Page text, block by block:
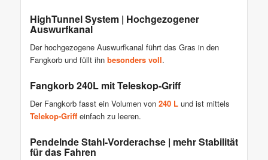
HighTunnel System | Hochgezogener
Auswurfkanal
Der hochgezogene Auswurfkanal führt das Gras in den
Fangkorb und füllt ihn besonders voll.
Fangkorb 240L mit Teleskop-Griff
Der Fangkorb fasst ein Volumen von240 Lund ist mittels
Telekop-Griffeinfach zu leeren.
Pendelnde Stahl-Vorderachse | mehr Stabilität
für das Fahren